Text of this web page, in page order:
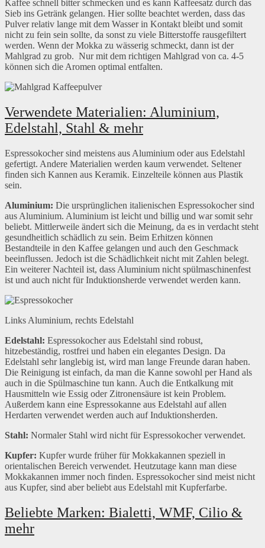
Kaffee schnell bitter schmecken und es kann Kaffeesatz durch das
Sieb ins Getränk gelangen. Hier sollte beachtet werden, dass das
Pulver relativ lange mit dem Wasser in Kontakt bleibt und somit
nicht zu fein sein sollte, da sonst zu viele Bitterstoffe rausgefiltert
werden. Wenn der Mokka zu wässerig schmeckt, dann ist der
Mahlgrad zu grob. Nur mit dem richtigen Mahlgrad von ca. 4-5
können sich die Aromen optimal entfalten.
Verwendete Materialien: Aluminium,
Edelstahl, Stahl & mehr
Espressokocher sind meistens aus Aluminium oder aus Edelstahl
gefertigt. Andere Materialien werden kaum verwendet. Seltener
finden sich Kannen aus Keramik. Einzelteile können aus Plastik
sein.
Aluminium: Die ursprünglichen italienischen Espressokocher sind
aus Aluminium. Aluminium ist leicht und billig und war somit sehr
beliebt. Mittlerweile ändert sich die Meinung, da es in verdacht steht
gesundheitlich schädlich zu sein. Beim Erhitzen können
Bestandteile in den Kaffee gelangen und auch den Geschmack
beeinflussen. Jedoch ist die Schädlichkeit nicht mit Zahlen belegt.
Ein weiterer Nachteil ist, dass Aluminium nicht spülmaschinenfest
ist und auch nicht für Induktionsherde verwendet werden kann.
Links Aluminium, rechts Edelstahl
Edelstahl: Espressokocher aus Edelstahl sind robust,
hitzebeständig, rostfrei und haben ein elegantes Design. Da
Edelstahl sehr langlebig ist, wird man lange Freunde daran haben.
Die Reinigung ist einfach, da man die Kanne sowohl per Hand als
auch in die Spülmaschine tun kann. Auch die Entkalkung mit
Hausmitteln wie Essig oder Zitronensäure ist kein Problem.
Außerdem kann eine Espressokanne aus Edelstahl auf allen
Herdarten verwendet werden auch auf Induktionsherden.
Stahl: Normaler Stahl wird nicht für Espressokocher verwendet.
Kupfer: Kupfer wurde früher für Mokkakannen speziell in
orientalischen Bereich verwendet. Heutzutage kann man diese
Mokkakannen immer noch finden. Espressokocher sind meist nicht
aus Kupfer, sind aber beliebt aus Edelstahl mit Kupferfarbe.
Beliebte Marken: Bialetti, WMF, Cilio &
mehr